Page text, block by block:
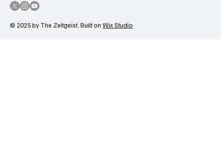
© 2025 by The Zeitgeist. Built on Wix Studio